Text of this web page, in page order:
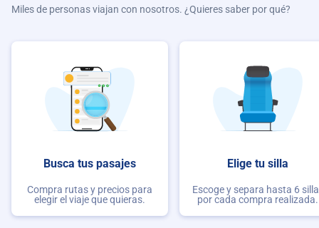
Miles de personas viajan con nosotros. ¿Quieres saber por qué?
Busca tus pasajes
Compra rutas y precios para
elegir el viaje que quieras.
Elige tu silla
Escoge y separa hasta 6
por cada compra realizada.